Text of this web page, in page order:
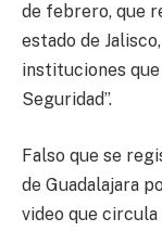
de febrero, que
estado de
instituciones
Seguridad”.
Falso que se
de Guadalajara
video que